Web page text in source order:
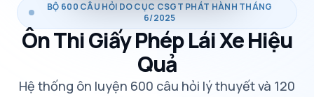
BỘ 600 CÂU HỎI DO CỤC CSGT PHÁT HÀNH THÁNG
6/2025
Ôn Thi Giấy PhépLái Xe Hiệu
Quả
Hệ thống ôn luyện 600 câu hỏi lý thuyết và 120